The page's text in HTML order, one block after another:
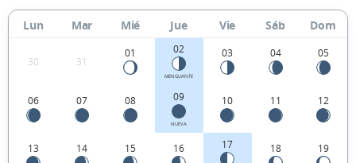
Febrero
2119
de
México.
Lun Mar Mié Jue Vie Sáb Dom
30 31
01 02
MENGUANTE
03 04 05
06 07 08 09
NUEVA
10 11 12
13 14 15 16 17 18 19